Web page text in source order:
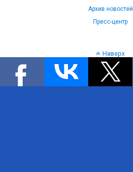
Архив новостей
Пресс-центр
Наверх